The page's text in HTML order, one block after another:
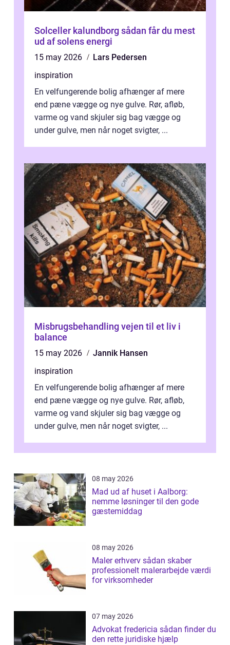
Solceller kalundborg sådan får du mest
ud af solens energi
15 may 2026
Lars Pedersen
inspiration
En velfungerende bolig afhænger af mere
end pæne vægge og nye gulve. Rør, afløb,
varme og vand skjuler sig bag vægge og
under gulve, men når noget svigter, ...
Misbrugsbehandling vejen til et liv i
balance
15 may 2026
Jannik Hansen
inspiration
En velfungerende bolig afhænger af mere
end pæne vægge og nye gulve. Rør, afløb,
varme og vand skjuler sig bag vægge og
under gulve, men når noget svigter, ...
08 may 2026
Mad ud af huset i Aalborg:
nemme løsninger til den gode
gæstemiddag
08 may 2026
Maler erhverv sådan skaber
professionelt malerarbejde værdi
for virksomheder
07 may 2026
Advokat fredericia sådan finder du
den rette juridiske hjælp